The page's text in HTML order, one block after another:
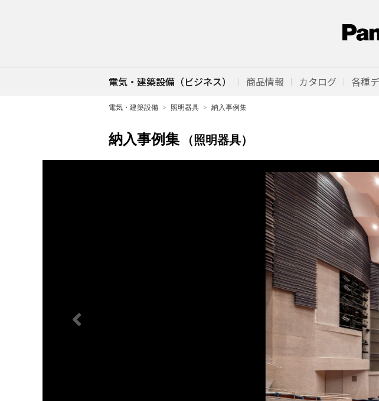
電気・建築設備（ビジネス） 商品情報 カタログ 各種
電気・建築設備 照明器具 納入事例集
納入事例集 （照明器具）